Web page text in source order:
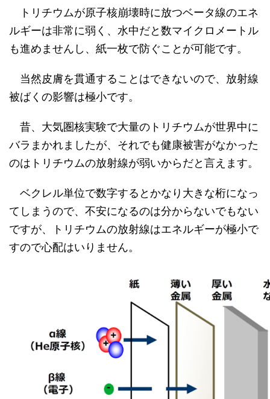
トリチウムが原子核崩壊時に放つベータ線のエネ
ルギーは非常に弱く、水中だと数マイクロメートル
も進めませんし、紙一枚で防ぐことが可能です。
当然皮膚を貫通することはできないので、放射線
被ばくの影響は極小です。
昔、大気圏核実験で大量のトリチウムが世界中に
バラまかれましたが、それでも健康被害がなかった
のはトリチウムの放射線が弱いからだと言えます。
ベクレル単位で数字するとかなり大きな桁になっ
てしまうので、不安になるのは分からないでもない
ですが、トリチウムの放射線はエネルギーが極小で
すので心配はいりません。